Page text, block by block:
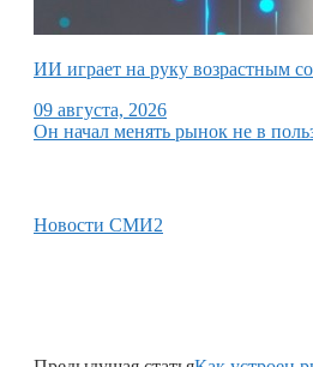
ИИ играет на руку возрастным
09 августа, 2026
Он начал менять рынок не в
Новости СМИ2